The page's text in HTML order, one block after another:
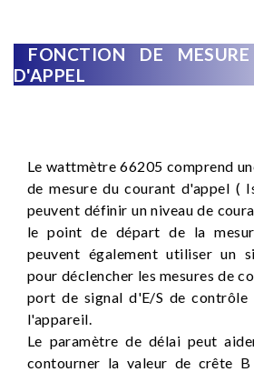
FONCTION DE
D'APPEL
Le wattmètre 66205 comprend
de mesure du courant d'appel (
peuvent définir un niveau de
le point de départ de la
peuvent également utiliser un
pour déclencher les mesures de
port de signal d'E/S de
l'appareil.
Le paramètre de délai peut
contourner la valeur de crête